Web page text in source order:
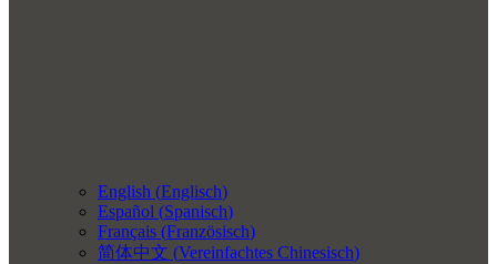
English (Englisch)
Español (Spanisch)
Français (Französisch)
简体中文 (Vereinfachtes Chinesisch)